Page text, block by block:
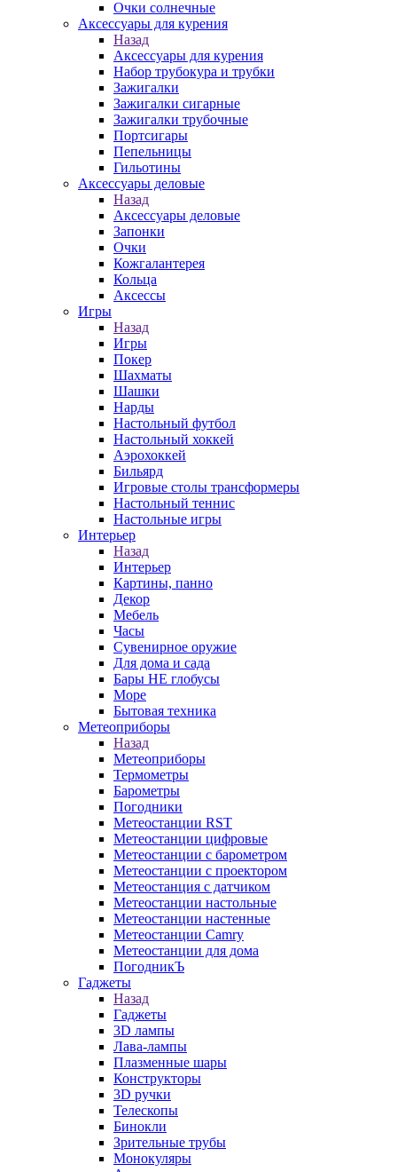
Очки солнечные
Аксессуары для курения
Назад
Аксессуары для курения
Набор трубокура и трубки
Зажигалки
Зажигалки сигарные
Зажигалки трубочные
Портсигары
Пепельницы
Гильотины
Аксессуары деловые
Назад
Аксессуары деловые
Запонки
Очки
Кожгалантерея
Кольца
Аксессы
Игры
Назад
Игры
Покер
Шахматы
Шашки
Нарды
Настольный футбол
Настольный хоккей
Аэрохоккей
Бильярд
Игровые столы трансформеры
Настольный теннис
Настольные игры
Интерьер
Назад
Интерьер
Картины, панно
Декор
Мебель
Часы
Сувенирное оружие
Для дома и сада
Бары НЕ глобусы
Море
Бытовая техника
Метеоприборы
Назад
Метеоприборы
Термометры
Барометры
Погодники
Метеостанции RST
Метеостанции цифровые
Метеостанции с барометром
Метеостанции с проектором
Метеостанция с датчиком
Метеостанции настольные
Метеостанции настенные
Метеостанции Camry
Метеостанции для дома
ПогодникЪ
Гаджеты
Назад
Гаджеты
3D лампы
Лава-лампы
Плазменные шары
Конструкторы
3D ручки
Телескопы
Бинокли
Зрительные трубы
Монокуляры